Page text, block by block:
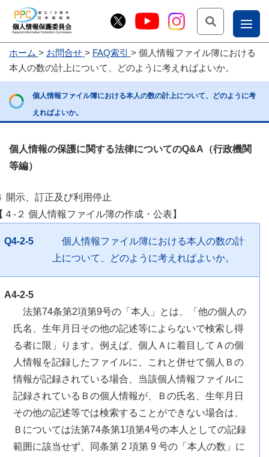
お
問
じょ
ー部
ホーム お問合せ FAQ索引
個人情報ファイル簿における
本人の数の計上について、どのように考えればよいか。
個人情報ファイル簿における本人の数の計上について、どのように考
えればよいか。
個人情報の保護に関する法律についてのQ&A（行政機関
等編）
開示、訂正及び利用停止
４-２ 個人情報ファイル簿の作成・公表】
Q4-2-5
個人情報ファイル簿における本人の数の計
上について、どのように考えればよいか。
A4-2-5
法第74条第2項第9号の「本人」とは、「他の個人の
氏名、生年月日その他の記述等によらないで検索し得
る者に限」ります。例えば、個人Ａに着目してＡの個
人情報を記録したファイルに、これと併せて個人Ｂの
情報が記録されている場合、当該個人情報ファイルに
記録されているＢの個人情報が、Ｂの氏名、生年月日
その他の記述等では検索することができない場合は、
Ｂについては法第74条第1項第4号の本人としての記録
範囲に該当せず、同条第 2 項第 9 号の「本人の数」に